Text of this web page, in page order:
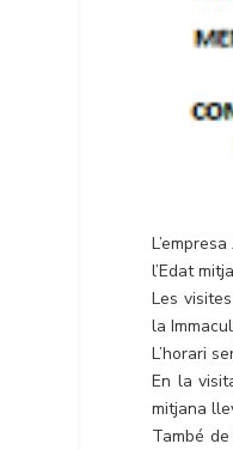
l’Edat
Les
la
L’horari
En la
mitjana
També